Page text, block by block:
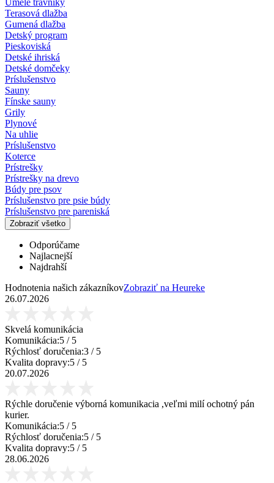
Terasová dlažba
Gumená dlažba
Detský program
Pieskoviská
Detské ihriská
Detské domčeky
Príslušenstvo
Sauny
Fínske sauny
Grily
Plynové
Na uhlie
Príslušenstvo
Koterce
Prístrešky
Prístrešky na drevo
Búdy pre psov
Príslušenstvo pre psie búdy
Príslušenstvo pre pareniská
Zobraziť všetko
Odporúčame
Najlacnejší
Najdrahší
Hodnotenia našich zákazníkovZobraziť na Heureke
26.07.2026
Skvelá komunikácia
Komunikácia:5 / 5
Rýchlosť doručenia:3 / 5
Kvalita dopravy:5 / 5
20.07.2026
Rýchle doručenie výborná komunikacia ,veľmi milí ochotný pán
kurier.
Komunikácia:5 / 5
Rýchlosť doručenia:5 / 5
Kvalita dopravy:5 / 5
28.06.2026